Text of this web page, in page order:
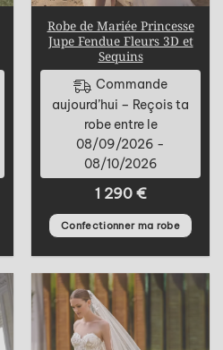
Robe de Mariée Princesse
Jupe Fendue Fleurs 3D et
Sequins
Commande
aujourd’hui – Reçois ta
robe entre le
08/09/2026 -
08/10/2026
1 290 €
Confectionner ma robe